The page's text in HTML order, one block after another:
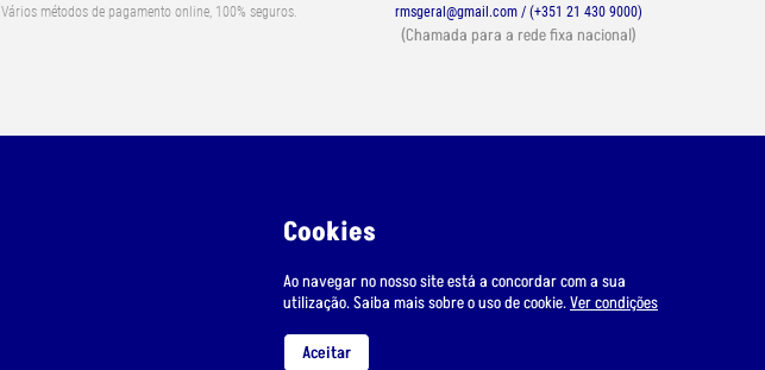
Vários métodos de pagamento online, 100% seguros. rmsgeral@gmail.com / (+351 21 430 9000)
(Chamada para a rede fixa nacional)
Suporte
Condições de Envio
Cookies
Ao navegar no nosso site está a concordar com a sua
utilização. Saiba mais sobre o uso de cookie.Ver condições
Aceitar